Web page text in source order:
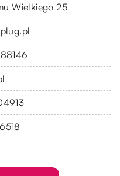
Wielkiego 25